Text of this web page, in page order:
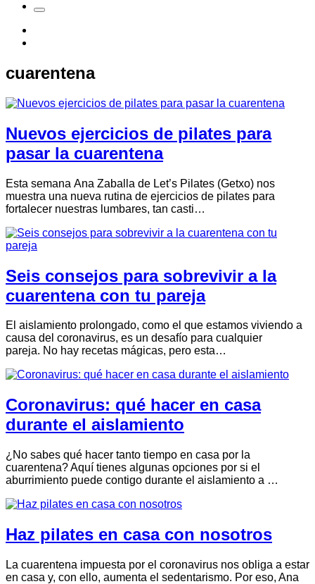
cuarentena
Nuevos ejercicios de pilates para
pasar la cuarentena
Esta semana Ana Zaballa de Let’s Pilates (Getxo) nos
muestra una nueva rutina de ejercicios de pilates para
fortalecer nuestras lumbares, tan casti…
Seis consejos para sobrevivir a la
cuarentena con tu pareja
El aislamiento prolongado, como el que estamos viviendo a
causa del coronavirus, es un desafío para cualquier
pareja. No hay recetas mágicas, pero esta…
Coronavirus: qué hacer en casa
durante el aislamiento
¿No sabes qué hacer tanto tiempo en casa por la
cuarentena? Aquí tienes algunas opciones por si el
aburrimiento puede contigo durante el aislamiento a …
Haz pilates en casa con nosotros
La cuarentena impuesta por el coronavirus nos obliga a estar
en casa y, con ello, aumenta el sedentarismo. Por eso, Ana